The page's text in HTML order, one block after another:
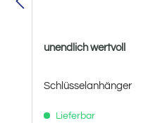
unendlich wertvoll
Schlüsselanhänger
Lieferbar